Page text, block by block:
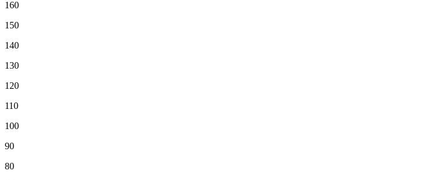
160
150
140
130
120
110
100
90
80